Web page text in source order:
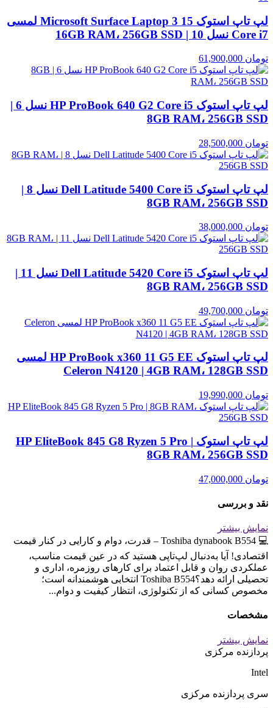
لپ تاپ استوک Microsoft Surface Laptop 3 15 لمسی
Core i7 نسل 10 | 16GB RAM، 256GB SSD
تومان
لپ تاپ استوک HP ProBook 640 G2 Core i5 نسل 6 |
8GB RAM، 256GB SSD
تومان
لپ تاپ استوک Dell Latitude 5400 Core i5 نسل 8 |
8GB RAM، 256GB SSD
تومان
لپ تاپ استوک Dell Latitude 5420 Core i5 نسل 11 |
8GB RAM، 256GB SSD
تومان
لپ تاپ استوک HP ProBook x360 11 G5 EE لمسی
Celeron N4120 | 4GB RAM، 128GB SSD
تومان
لپ تاپ استوک HP EliteBook 845 G8 Ryzen 5 Pro |
8GB RAM، 256GB SSD
تومان
نقد و بررسی
نمایش بیشتر
💻 Toshiba dynabook B554 – قدرت، دوام و کارایی در کنار قیمت
اقتصادی! آیا به‌دنبال لپ‌تاپی هستید که در عین قیمت مناسب،
عملکردی روان و قابل اعتماد برای کارهای روزمره، اداری و
تحصیلی ارائه دهد؟Toshiba B554 انتخابی هوشمندانه است؛
مخصوص کسانی که از تکنولوژی، انتظار کیفیت و دوام...
مشخصات
نمایش بیشتر
پردازنده مرکزی
Intel
سری پردازنده مرکزی